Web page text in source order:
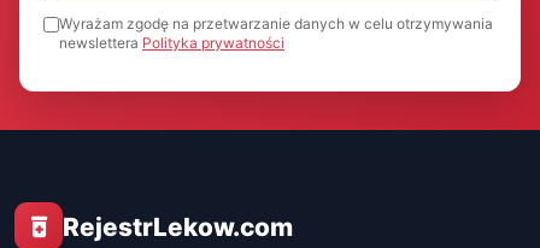
Wyrażam zgodę na przetwarzanie danych w celu otrzymywania
newslettera Polityka prywatności
RejestrLekow.com